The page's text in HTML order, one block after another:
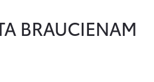
BRAUCIENAM